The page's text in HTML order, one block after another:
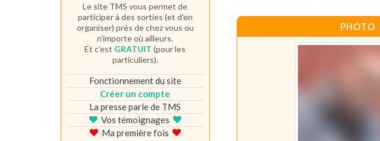
PHOTO
Le site TMS vous permet de
participer à des sorties (et d'en
organiser) près de chez vous ou
n'importe où ailleurs.
Et c'est GRATUIT (pour les
particuliers).
Fonctionnement du site
Créer un compte
La presse parle de TMS
Vos témoignages
Ma première fois